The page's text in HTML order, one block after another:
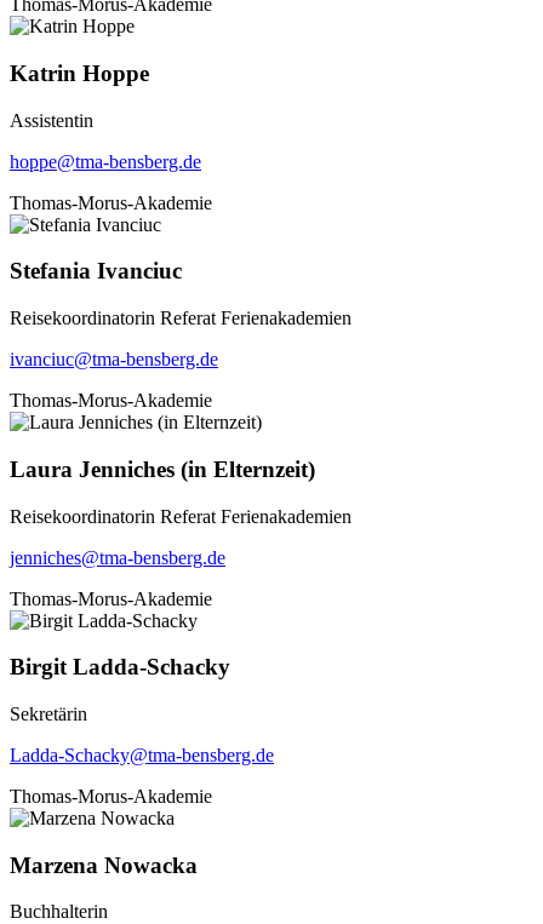
Thomas-Morus-Akademie
Katrin Hoppe
Assistentin
hoppe@tma-bensberg.de
Thomas-Morus-Akademie
Stefania Ivanciuc
Reisekoordinatorin Referat Ferienakademien
ivanciuc@tma-bensberg.de
Thomas-Morus-Akademie
Laura Jenniches (in Elternzeit)
Reisekoordinatorin Referat Ferienakademien
jenniches@tma-bensberg.de
Thomas-Morus-Akademie
Birgit Ladda-Schacky
Sekretärin
Ladda-Schacky@tma-bensberg.de
Thomas-Morus-Akademie
Marzena Nowacka
Buchhalterin